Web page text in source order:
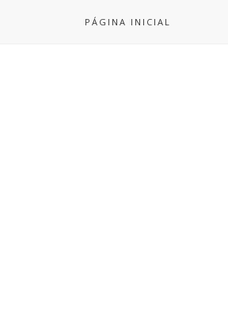
PÁGINA INICIAL